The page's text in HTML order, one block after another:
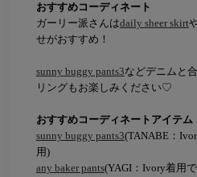
おすすめコーディネート
ガーリー派さんはdaily sheer skirt
せがおすすめ！
sunny buggy pants3などデニムと
リングもお楽しみください♡
おすすめコーディネートアイテム
sunny buggy pants3(TANABE：
用)
any baker pants(YAGI：Ivory着用